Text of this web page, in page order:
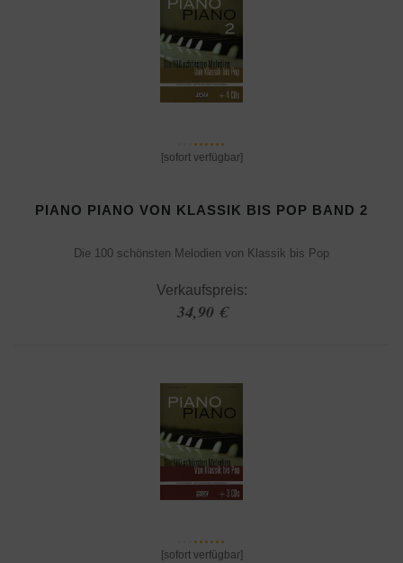
[sofort verfügbar]
PIANO PIANO VON KLASSIK BIS POP BAND 2
Die 100 schönsten Melodien von Klassik bis Pop
Verkaufspreis:
34,90 €
[sofort verfügbar]